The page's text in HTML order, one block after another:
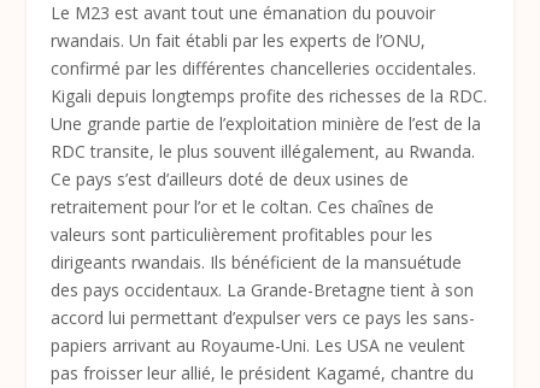
Le M23 est avant tout une émanation du pouvoir
rwandais. Un fait établi par les experts de l’ONU,
confirmé par les différentes chancelleries occidentales.
Kigali depuis longtemps profite des richesses de la RDC.
Une grande partie de l’exploitation minière de l’est de la
RDC transite, le plus souvent illégalement, au Rwanda.
Ce pays s’est d’ailleurs doté de deux usines de
retraitement pour l’or et le coltan. Ces chaînes de
valeurs sont particulièrement profitables pour les
dirigeants rwandais. Ils bénéficient de la mansuétude
des pays occidentaux. La Grande-Bretagne tient à son
accord lui permettant d’expulser vers ce pays les sans-
papiers arrivant au Royaume-Uni. Les USA ne veulent
pas froisser leur allié, le président Kagamé, chantre du